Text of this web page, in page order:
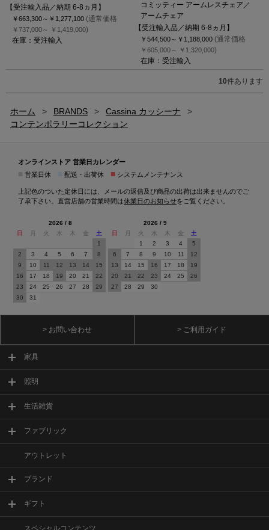
【受注輸入品／納期 6-8ヵ月】
￥663,300～ ￥1,277,100 (通常価格
￥737,000～ ￥1,419,000)
在庫：受注輸入
コミッティー アームレスチェア／
アームチェア
【受注輸入品／納期 6-8ヵ月】
￥544,500～ ￥1,188,000 (通常価格
￥605,000～ ￥1,320,000)
在庫：受注輸入
10件あります
ホーム > BRANDS > Cassina カッシーナ
>
コンテンポラリーコレクション
オンラインストア 営業日カレンダー
営業日休 配送・出荷休 ■ システムメンテナンス
上記色のついた定休日には、メールの返信及び商品の出荷は出来ませんのでご
了承下さい。直営店舗の営業時間は休業日のお知らせをご覧ください。
2026 / 8
日
月 火 水 木 金
土
1
2
3 4 5 6 7
8
9
10 11 12 13 14
15
16
17 18 19 20 21
22
23
24 25 26 27 28
29
30
31
2026 / 9
日
月 火 水 木 金
土
1
2 3 4
5
6
7 8 9 10 11
12
13
14 15 16 17 18
19
20
21 22 23 24 25
26
27
28 29 30
> お問い合わせ > ご利用ガイド
家具
照明
生活雑貨
ファブリック
アウトレット
ブランド
ギフト
スペシャルコンテンツ